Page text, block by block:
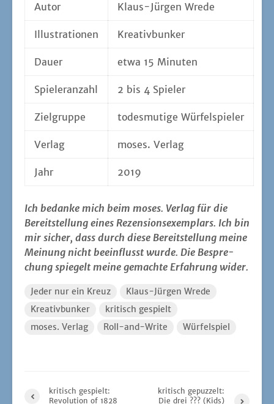
Autor Klaus-Jür­gen Wrede
Illus­tra­tio­nen Krea­tiv­bun­ker
Dau­er etwa 15 Minuten
Spie­ler­an­zahl 2 bis 4 Spieler
Ziel­grup­pe todes­mu­ti­ge Würfelspieler
Ver­lag moses. Ver­lag
Jahr 2019
Ich bedan­ke mich beim moses. Ver­lag für die
Bereit­stel­lung eines Rezen­si­ons­exem­plars. Ich bin
mir sicher, dass durch die­se Bereit­stel­lung mei­ne
Mei­nung nicht beein­flusst wur­de. Die Bespre­
chung spie­gelt mei­ne gemach­te Erfah­rung wider.
Jeder nur ein Kreuz
Klaus-Jürgen Wrede
Kreativbunker
kritisch gespielt
moses. Verlag
Roll-and-Write Würfelspiel
kritisch gespielt:
Revolution of 1828
kritisch gepuzzelt:
Die drei ??? (Kids)